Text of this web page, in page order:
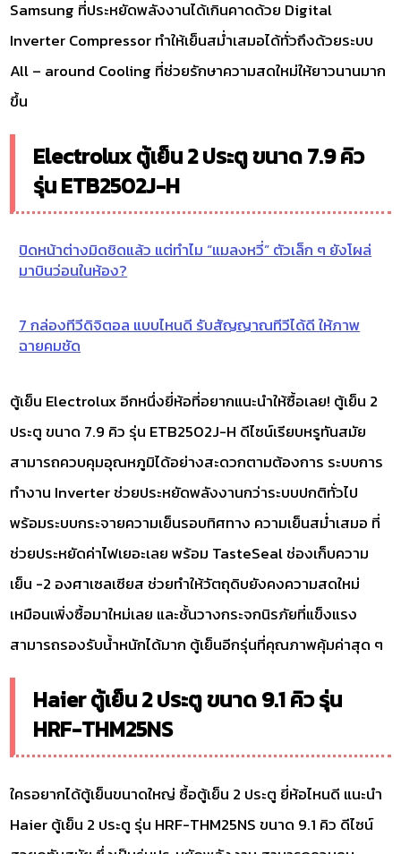
Samsung ที่ประหยัดพลังงานได้เกินคาดด้วย Digital
Inverter Compressor ทำให้เย็นสม่ำเสมอได้ทั่วถึงด้วยระบบ
All – around Cooling ที่ช่วยรักษาความสดใหม่ให้ยาวนานมาก
ขึ้น
Electrolux ตู้เย็น 2 ประตู ขนาด 7.9 คิว
รุ่น ETB2502J-H
ปิดหน้าต่างมิดชิดแล้ว แต่ทำไม “แมลงหวี่” ตัวเล็ก ๆ ยังโผล่
มาบินว่อนในห้อง?
7 กล่องทีวีดิจิตอล แบบไหนดี รับสัญญาณทีวีได้ดี ให้ภาพ
ฉายคมชัด
ตู้เย็น Electrolux อีกหนึ่งยี่ห้อที่อยากแนะนำให้ซื้อเลย! ตู้เย็น 2
ประตู ขนาด 7.9 คิว รุ่น ETB2502J-H ดีไซน์เรียบหรูทันสมัย
สามารถควบคุมอุณหภูมิได้อย่างสะดวกตามต้องการ ระบบการ
ทำงาน Inverter ช่วยประหยัดพลังงานกว่าระบบปกติทั่วไป
พร้อมระบบกระจายความเย็นรอบทิศทาง ความเย็นสม่ำเสมอ ที่
ช่วยประหยัดค่าไฟเยอะเลย พร้อม TasteSeal ช่องเก็บความ
เย็น -2 องศาเซลเซียส ช่วยทำให้วัตถุดิบยังคงความสดใหม่
เหมือนเพิ่งซื้อมาใหม่เลย และชั้นวางกระจกนิรภัยที่แข็งแรง
สามารถรองรับน้ำหนักได้มาก ตู้เย็นอีกรุ่นที่คุณภาพคุ้มค่าสุด ๆ
Haier ตู้เย็น 2 ประตู ขนาด 9.1 คิว รุ่น
HRF-THM25NS
ใครอยากได้ตู้เย็นขนาดใหญ่ ซื้อตู้เย็น 2 ประตู ยี่ห้อไหนดี แนะนำ
Haier ตู้เย็น 2 ประตู รุ่น HRF-THM25NS ขนาด 9.1 คิว ดีไซน์